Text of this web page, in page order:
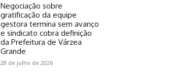
Negociação sobre
gratificação da equipe
gestora termina sem avanço
e sindicato cobra definição
da Prefeitura de Várzea
Grande
28 de julho de 2026